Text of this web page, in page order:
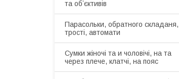
та обʼєктивів
Парасольки, обратного складаня,
трості, автомати
Сумки жіночі та и чоловічі, на та
через плече, клатчі, на пояс